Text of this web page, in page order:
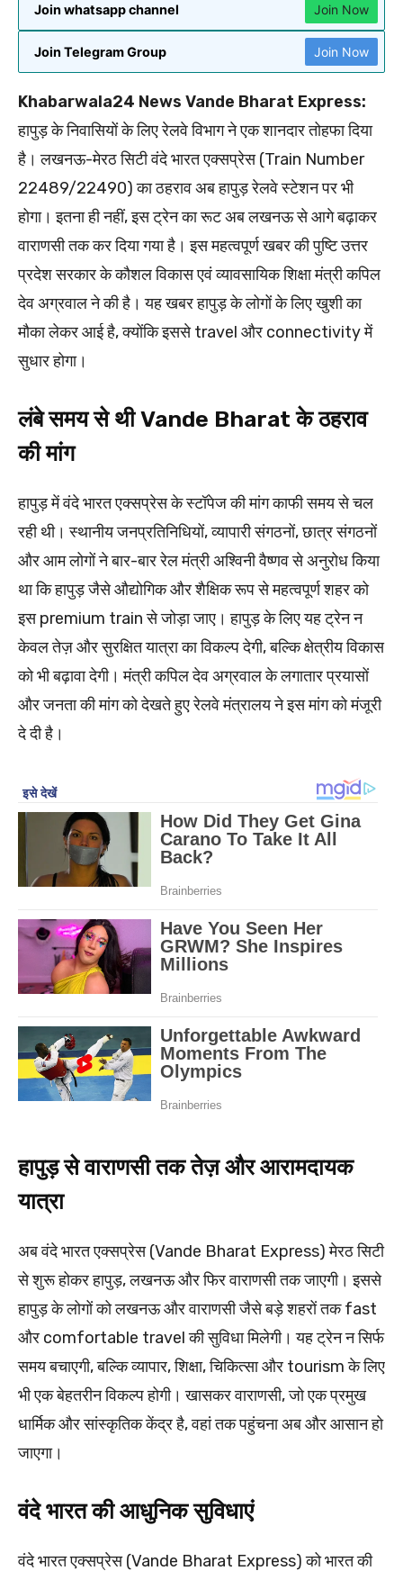
Join whatsapp channel Join Now
Join Telegram Group Join Now
Khabarwala24 News Vande Bharat Express:
हापुड़ के निवासियों के लिए रेलवे विभाग ने एक शानदार तोहफा दिया
है। लखनऊ-मेरठ सिटी वंदे भारत एक्सप्रेस (Train Number
22489/22490) का ठहराव अब हापुड़ रेलवे स्टेशन पर भी
होगा। इतना ही नहीं, इस ट्रेन का रूट अब लखनऊ से आगे बढ़ाकर
वाराणसी तक कर दिया गया है। इस महत्वपूर्ण खबर की पुष्टि उत्तर
प्रदेश सरकार के कौशल विकास एवं व्यावसायिक शिक्षा मंत्री कपिल
देव अग्रवाल ने की है। यह खबर हापुड़ के लोगों के लिए खुशी का
मौका लेकर आई है, क्योंकि इससे travel और connectivity में
सुधार होगा।
लंबे समय से थी Vande Bharat के ठहराव
की मांग
हापुड़ में वंदे भारत एक्सप्रेस के स्टॉपेज की मांग काफी समय से चल
रही थी। स्थानीय जनप्रतिनिधियों, व्यापारी संगठनों, छात्र संगठनों
और आम लोगों ने बार-बार रेल मंत्री अश्विनी वैष्णव से अनुरोध किया
था कि हापुड़ जैसे औद्योगिक और शैक्षिक रूप से महत्वपूर्ण शहर को
इस premium train से जोड़ा जाए। हापुड़ के लिए यह ट्रेन न
केवल तेज़ और सुरक्षित यात्रा का विकल्प देगी, बल्कि क्षेत्रीय विकास
को भी बढ़ावा देगी। मंत्री कपिल देव अग्रवाल के लगातार प्रयासों
और जनता की मांग को देखते हुए रेलवे मंत्रालय ने इस मांग को मंजूरी
दे दी है।
हापुड़ से वाराणसी तक तेज़ और आरामदायक
यात्रा
अब वंदे भारत एक्सप्रेस (Vande Bharat Express) मेरठ सिटी
से शुरू होकर हापुड़, लखनऊ और फिर वाराणसी तक जाएगी। इससे
हापुड़ के लोगों को लखनऊ और वाराणसी जैसे बड़े शहरों तक fast
और comfortable travel की सुविधा मिलेगी। यह ट्रेन न सिर्फ
समय बचाएगी, बल्कि व्यापार, शिक्षा, चिकित्सा और tourism के लिए
भी एक बेहतरीन विकल्प होगी। खासकर वाराणसी, जो एक प्रमुख
धार्मिक और सांस्कृतिक केंद्र है, वहां तक पहुंचना अब और आसान हो
जाएगा।
वंदे भारत की आधुनिक सुविधाएं
वंदे भारत एक्सप्रेस (Vande Bharat Express) को भारत की